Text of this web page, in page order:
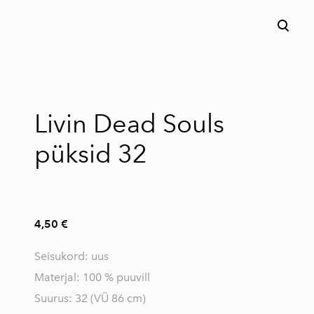
Livin Dead Souls
püksid 32
4,50 €
Seisukord: uus
Materjal: 100 % puuvill
Suurus: 32 (VÜ 86 cm)